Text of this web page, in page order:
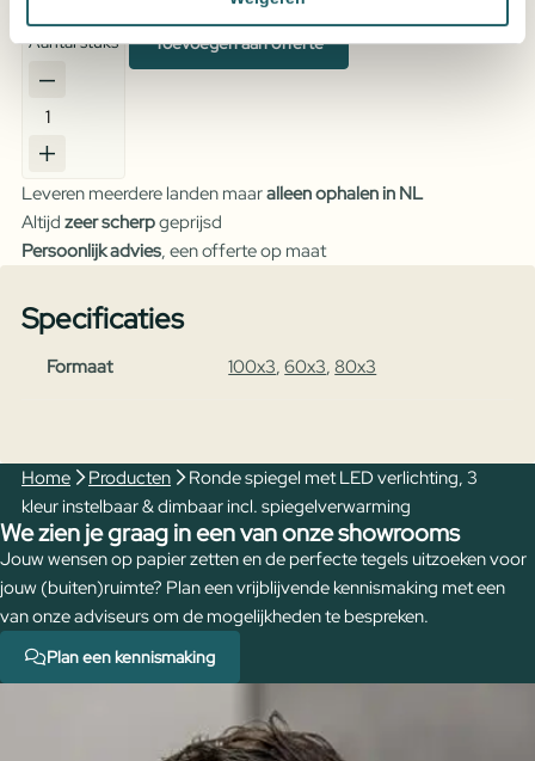
Vraag een offerte aan voor de beste prijs
Ronde
spiegel
LED
verlichting,
3
instelbaar
dimbaar
Aantal stuks Toevoegen aan offerte
Leveren meerdere landen maaralleen ophalen in NL
Altijd zeer scherpgeprijsd
Persoonlijk advies, een offerte op maat
Specificaties
Formaat 100x3,60x3,80x3
Home Producten
Ronde spiegel met LED verlichting, 3
kleur instelbaar & dimbaar incl. spiegelverwarming
We zien je graag in een van onze showrooms
Jouw wensen op papier zetten en de perfecte tegels uitzoeken voor
jouw (buiten)ruimte? Plan een vrijblijvende kennismaking met een
van onze adviseurs om de mogelijkheden te bespreken.
Plan een kennismaking